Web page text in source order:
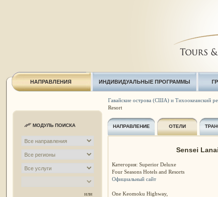
НАПРАВЛЕНИЯ ИНДИВИДУАЛЬНЫЕ ПРОГРАММЫ
МОДУЛЬ ПОИСКА
или
Гавайские острова (США) и Тихоокеанский
Resort
НАПРАВЛЕНИЕ ОТЕЛИ
Sensei
Категория: Superior Deluxe
Four Seasons Hotels and Resorts
Официальный сайт
One Keomoku Highway,